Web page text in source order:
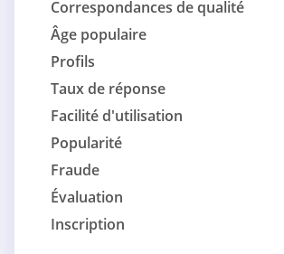
Correspondances de qualité
Âge populaire
Profils
Taux de réponse
Facilité d'utilisation
Popularité
Fraude
Évaluation
Inscription